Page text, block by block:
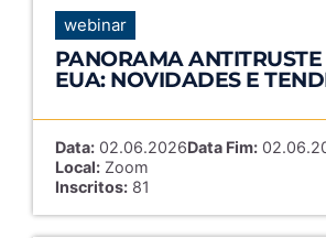
webinar
PANORAMA ANTITRUSTE
EUA: NOVIDADES E
Data:02.06.2026Data Fim:
Local:Zoom
Inscritos:81